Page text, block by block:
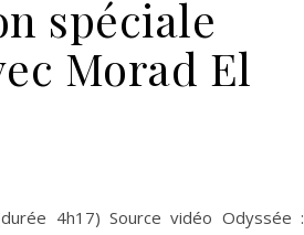
spéciale
Morad El
4h17) Source vidéo Odyssée :